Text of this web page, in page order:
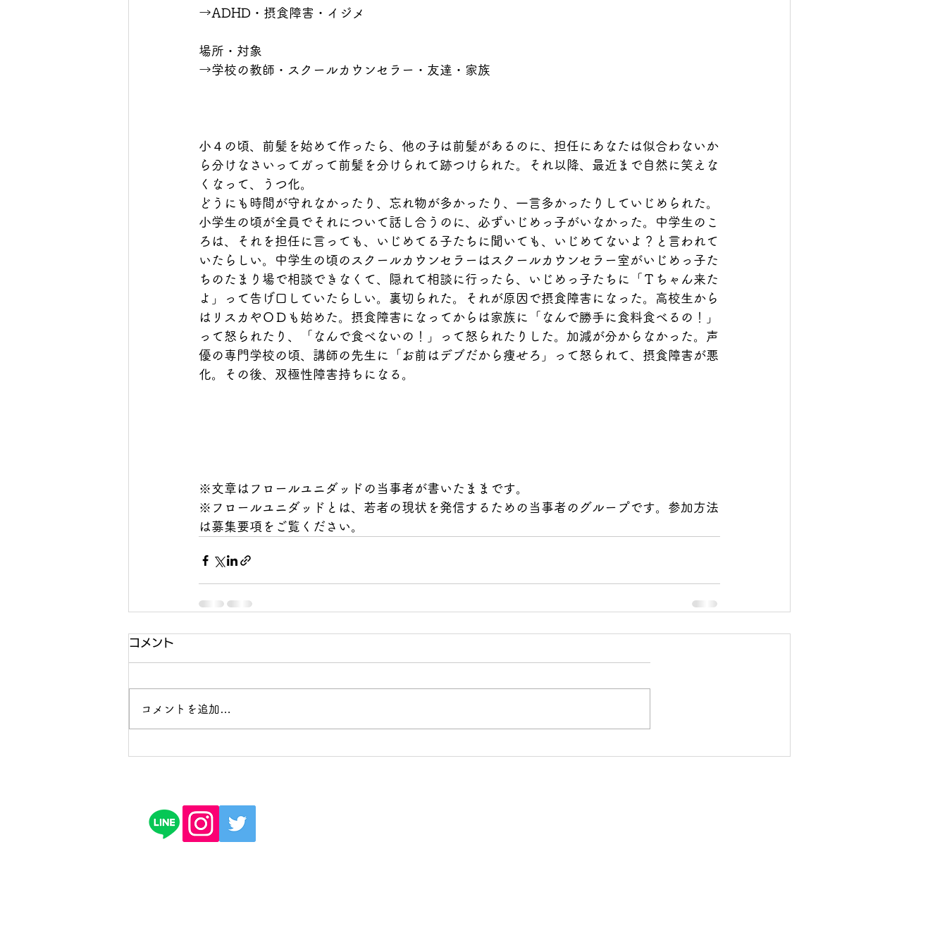
→ADHD・摂食障害・イジメ
場所・対象
→学校の教師・スクールカウンセラー・友達・家族
小４の頃、前髪を始めて作ったら、他の子は前髪があるのに、担任にあなたは似合わないか
ら分けなさいってガって前髪を分けられて跡つけられた。それ以降、最近まで自然に笑えな
くなって、うつ化。
どうにも時間が守れなかったり、忘れ物が多かったり、一言多かったりしていじめられた。
小学生の頃が全員でそれについて話し合うのに、必ずいじめっ子がいなかった。中学生のこ
ろは、それを担任に言っても、いじめてる子たちに聞いても、いじめてないよ？と言われて
いたらしい。中学生の頃のスクールカウンセラーはスクールカウンセラー室がいじめっ子た
ちのたまり場で相談できなくて、隠れて相談に行ったら、いじめっ子たちに「Ｔちゃん来た
よ」って告げ口していたらしい。裏切られた。それが原因で摂食障害になった。高校生から
はリスカやＯＤも始めた。摂食障害になってからは家族に「なんで勝手に食料食べるの！」
って怒られたり、「なんで食べないの！」って怒られたりした。加減が分からなかった。声
優の専門学校の頃、講師の先生に「お前はデブだから痩せろ」って怒られて、摂食障害が悪
化。その後、双極性障害持ちになる。
※文章はフロールユニダッドの当事者が書いたままです。
※フロールユニダッドとは、若者の現状を発信するための当事者のグループです。参加方法
は募集要項をご覧ください。
コメント
コメントを追加…